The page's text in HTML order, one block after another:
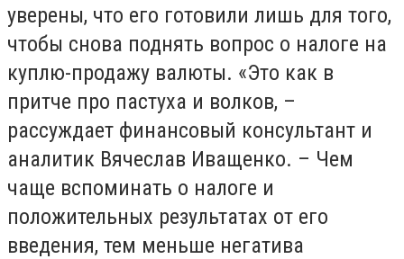
уверены, что его готовили лишь для того,
чтобы снова поднять вопрос о налоге на
куплю-продажу валюты. «Это как в
притче про пастуха и волков, –
рассуждает финансовый консультант и
аналитик Вячеслав Иващенко. – Чем
чаще вспоминать о налоге и
положительных результатах от его
введения, тем меньше негатива